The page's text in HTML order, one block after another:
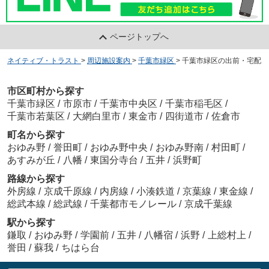
ページトップへ
ネイティブ・トラスト > 周辺施設案内 > 千葉市緑区 > 千葉市緑区の出前・宅配
市区町村から探す
千葉市緑区 / 市原市 / 千葉市中央区 / 千葉市稲毛区 /
千葉市若葉区 / 大網白里市 / 東金市 / 四街道市 / 佐倉市
町名から探す
おゆみ野 / 誉田町 / おゆみ野中央 / おゆみ野南 / 村田町 /
あすみが丘 / 八幡 / 東国分寺台 / 五井 / 浜野町
路線から探す
外房線 / 京成千原線 / 内房線 / 小湊鉄道 / 京葉線 / 東金線 /
総武本線 / 総武線 / 千葉都市モノレール / 京成千葉線
駅から探す
鎌取 / おゆみ野 / 学園前 / 五井 / 八幡宿 / 浜野 / 上総村上 /
誉田 / 蘇我 / ちはら台